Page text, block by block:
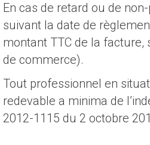
En cas de retard ou de
suivant la date de
montant TTC de la facture,
de commerce).
Tout professionnel en
redevable a minima de
2012-1115 du 2 octobre